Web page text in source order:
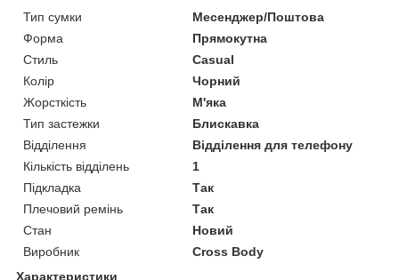
Тип сумки
Месенджер/Поштова
Форма
Прямокутна
Стиль
Casual
Колір
Чорний
Жорсткість
М'яка
Тип застежки
Блискавка
Відділення
Відділення для телефону
Кількість відділень
1
Підкладка
Так
Плечовий ремінь
Так
Стан
Новий
Виробник
Cross Body
Характеристики